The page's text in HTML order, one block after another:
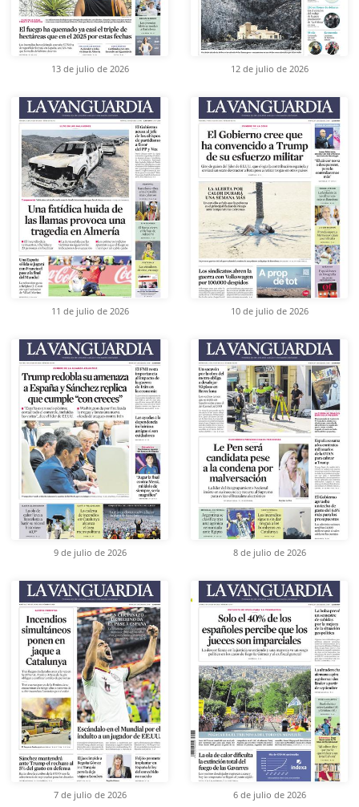
13 de julio de 2026 12 de julio de 2026
11 de julio de 2026 10 de julio de 2026
9 de julio de 2026 8 de julio de 2026
7 de julio de 2026 6 de julio de 2026